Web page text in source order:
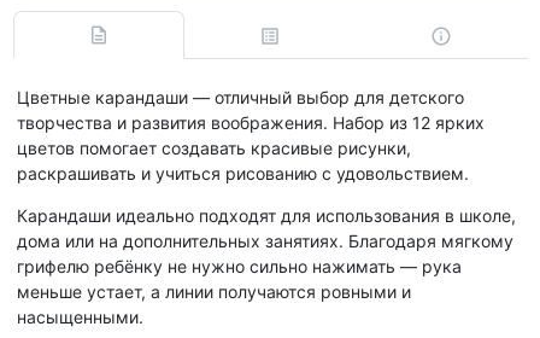
Цветные карандаши — отличный выбор для детского
творчества и развития воображения. Набор из 12 ярких
цветов помогает создавать красивые рисунки,
раскрашивать и учиться рисованию с удовольствием.
Карандаши идеально подходят для использования в школе,
дома или на дополнительных занятиях. Благодаря мягкому
грифелю ребёнку не нужно сильно нажимать — рука
меньше устает, а линии получаются ровными и
насыщенными.